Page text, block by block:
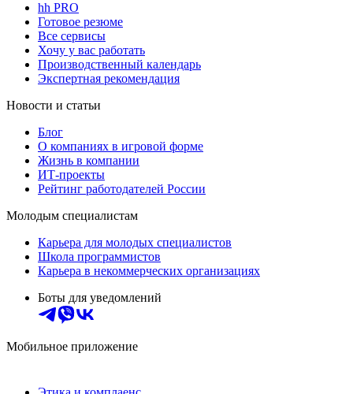
hh PRO
Готовое резюме
Все сервисы
Хочу у вас работать
Производственный календарь
Экспертная рекомендация
Новости и статьи
Блог
О компаниях в игровой форме
Жизнь в компании
ИТ-проекты
Рейтинг работодателей России
Молодым специалистам
Карьера для молодых специалистов
Школа программистов
Карьера в некоммерческих организациях
Боты для уведомлений
Мобильное приложение